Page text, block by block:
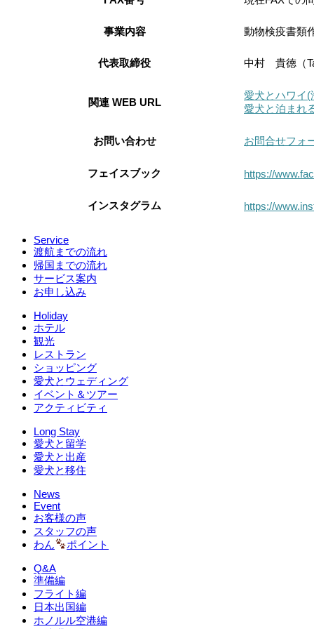
事業内容 動物検疫書類
代表取締役 中村 貴徳（
関連 WEB URL
愛犬とハワイ(
愛犬と泊まれ
お問い合わせ お問合せフォ
フェイスブック https://
インスタグラム https://
Service
渡航までの流れ
帰国までの流れ
サービス案内
お申し込み
Holiday
ホテル
観光
レストラン
ショッピング
愛犬とウェディング
イベント＆ツアー
アクティビティ
Long Stay
愛犬と留学
愛犬と出産
愛犬と移住
News
Event
お客様の声
スタッフの声
わん
ポイント
Q&A
準備編
フライト編
日本出国編
ホノルル空港編